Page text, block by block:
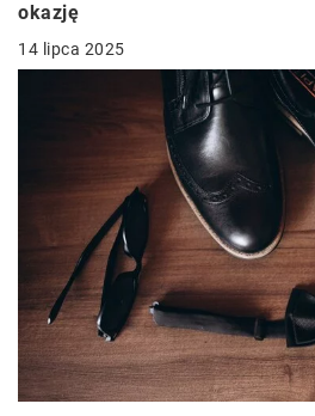
okazję
14 lipca 2025